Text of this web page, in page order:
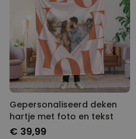
Gepersonaliseerd deken
hartje met foto en tekst
€ 39,99